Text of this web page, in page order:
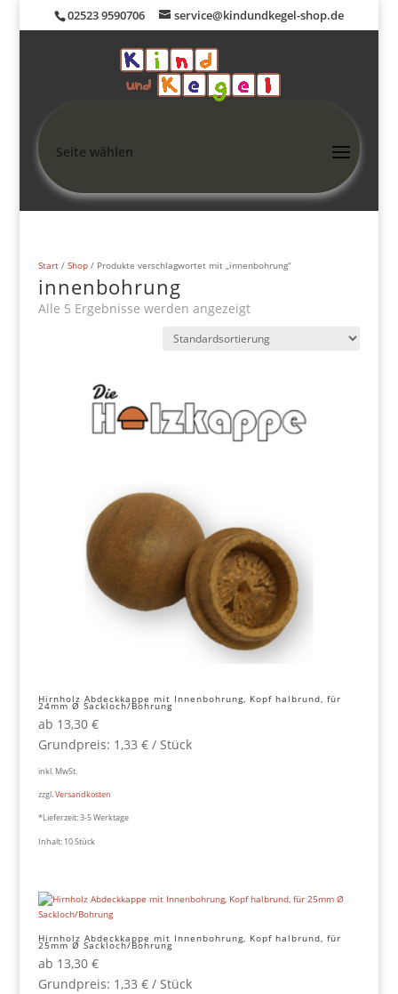
02523 9590706 service@kindundkegel-shop.de
Seite wählen
Start/ Shop/ Produkte verschlagwortet mit „innenbohrung“
innenbohrung
Alle 5 Ergebnisse werden angezeigt
Hirnholz Abdeckkappe mit Innenbohrung, Kopf halbrund, für
24mm Ø Sackloch/Bohrung
ab 13,30 €
Grundpreis: 1,33 €/ Stück
inkl. MwSt.
zzgl.Versandkosten
*Lieferzeit:3-5 Werktage
Inhalt: 10Stück
Hirnholz Abdeckkappe mit Innenbohrung, Kopf halbrund, für
25mm Ø Sackloch/Bohrung
ab 13,30 €
Grundpreis: 1,33 €/ Stück